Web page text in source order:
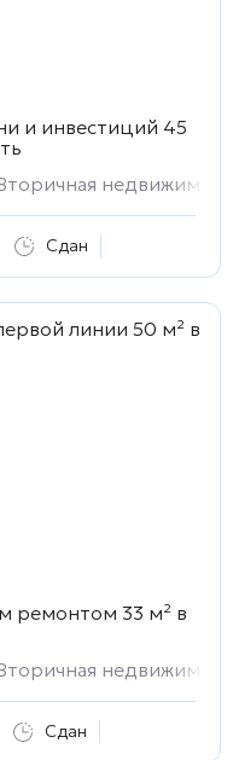
и инвестиций 45
Сдан
ремонтом 33 м² в
Сдан